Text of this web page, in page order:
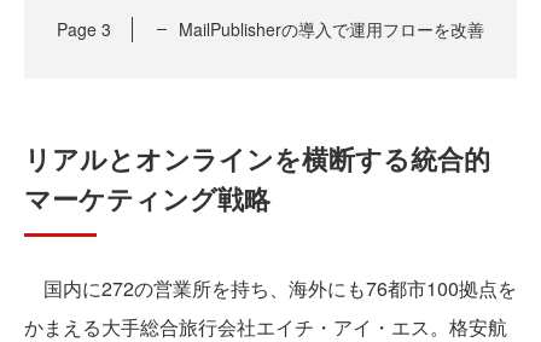
Page 3 MailPublisherの導入で運用フローを改善
リアルとオンラインを横断する統合的
マーケティング戦略
国内に272の営業所を持ち、海外にも76都市100拠点を
かまえる大手総合旅行会社エイチ・アイ・エス。格安航